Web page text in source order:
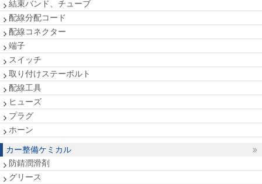
結束バンド、チューブ
配線分配コード
配線コネクター
端子
スイッチ
取り付けステーボルト
配線工具
ヒューズ
プラグ
ホーン
カー整備ケミカル
防錆潤滑剤
グリース